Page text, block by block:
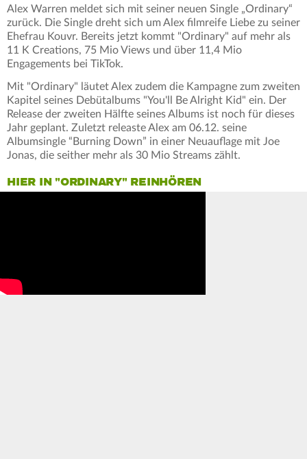
Alex Warren meldet sich mit seiner neuen Single „Ordinary“
zurück. Die Single dreht sich um Alex filmreife Liebe zu seiner
Ehefrau Kouvr. Bereits jetzt kommt "Ordinary" auf mehr als
11 K Creations, 75 Mio Views und über 11,4 Mio
Engagements bei TikTok.
Mit "Ordinary" läutet Alex zudem die Kampagne zum zweiten
Kapitel seines Debütalbums "You'll Be Alright Kid" ein. Der
Release der zweiten Hälfte seines Albums ist noch für dieses
Jahr geplant. Zuletzt releaste Alex am 06.12. seine
Albumsingle “Burning Down” in einer Neuauflage mit Joe
Jonas, die seither mehr als 30 Mio Streams zählt.
HIER IN "ORDINARY" REINHÖREN